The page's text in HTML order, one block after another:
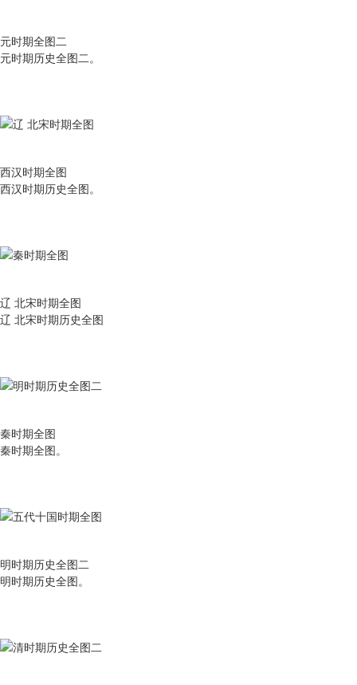
元时期全图二
元时期历史全图二。
西汉时期全图
西汉时期历史全图。
辽 北宋时期全图
辽 北宋时期历史全图
秦时期全图
秦时期全图。
明时期历史全图二
明时期历史全图。